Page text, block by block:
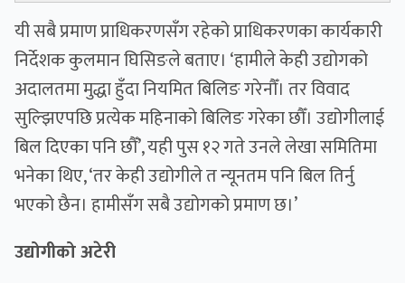
यी सबै प्रमाण प्राधिकरणसँग रहेको प्राधिकरणका कार्यकारी
निर्देशक कुलमान घिसिङले बताए। ‘हामीले केही उद्योगको
अदालतमा मुद्धा हुँदा नियमित बिलिङ गरेनौँ। तर विवाद
सुल्झिएपछि प्रत्येक महिनाको बिलिङ गरेका छौँ। उद्योगीलाई
बिल दिएका पनि छौँ’, यही पुस १२ गते उनले लेखा समितिमा
भनेका थिए, ‘तर केही उद्योगीले त न्यूनतम पनि बिल तिर्नु
भएको छैन। हामीसँग सबै उद्योगको प्रमाण छ।’
उद्योगीको अटेरी